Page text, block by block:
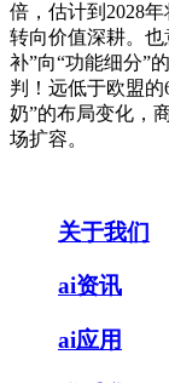
倍，估计到2028
转向价值深耕。
补”向“功能细分”
判！远低于欧盟的
奶”的布局变化，
场扩容。
关于我们
ai资讯
ai应用